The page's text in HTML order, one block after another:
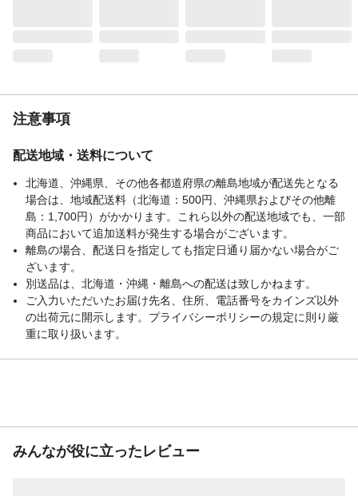
注意事項
配送地域・送料について
北海道、沖縄県、その他各都道府県の離島地域が配送先となる
場合は、地域配送料（北海道：500円、沖縄県およびその他離
島：1,700円）がかかります。これら以外の配送地域でも、一部
商品において追加送料が発生する場合がございます。
離島の場合、配送日を指定しても指定日通り届かない場合がご
ざいます。
別送品は、北海道・沖縄・離島への配送は致しかねます。
ご入力いただいたお届け先名、住所、電話番号をカインズ以外
の出荷元に開示します。プライバシーポリシーの規定に則り厳
重に取り扱います。
みんなが役に立ったレビュー